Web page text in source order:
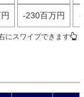
-230百万円 -
にスワイプできます